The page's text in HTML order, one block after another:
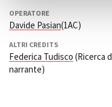
OPERATORE
Davide Pasian(1AC)
ALTRI CREDITS
Federica Tudisco (Ricerca
narrante)